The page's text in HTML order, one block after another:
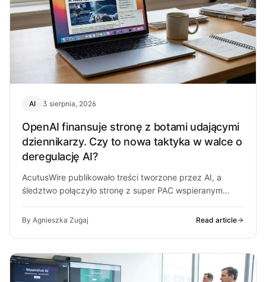
AI 3 sierpnia, 2026
OpenAI finansuje stronę z botami udającymi
dziennikarzy. Czy to nowa taktyka w walce o
deregulację AI?
AcutusWire publikowało treści tworzone przez AI, a
śledztwo połączyło stronę z super PAC wspieranym
By Agnieszka Zugaj Read article